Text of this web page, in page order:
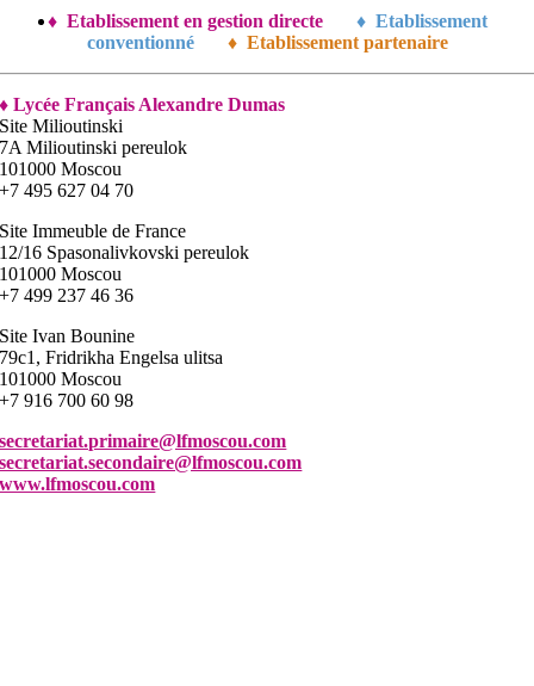
♦ Etablissement en gestion directe ♦ Etablissement
conventionné ♦ Etablissement partenaire
♦ Lycée Français Alexandre Dumas
Site Milioutinski
7A Milioutinski pereulok
101000 Moscou
+7 495 627 04 70
Site Immeuble de France
12/16 Spasonalivkovski pereulok
101000 Moscou
+7 499 237 46 36
Site Ivan Bounine
79c1, Fridrikha Engelsa ulitsa
101000 Moscou
+7 916 700 60 98
secretariat.primaire@lfmoscou.com
secretariat.secondaire@lfmoscou.com
www.lfmoscou.com